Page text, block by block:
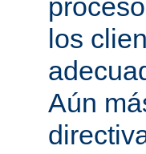
los
Aún